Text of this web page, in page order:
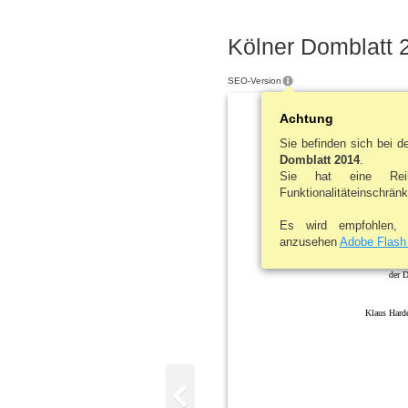
Kölner Domblatt
der
Klaus
SEO-Version
Achtung
Sie befinden sich bei
Domblatt 2014.
Sie hat eine
Es wird
anzusehen Adobe